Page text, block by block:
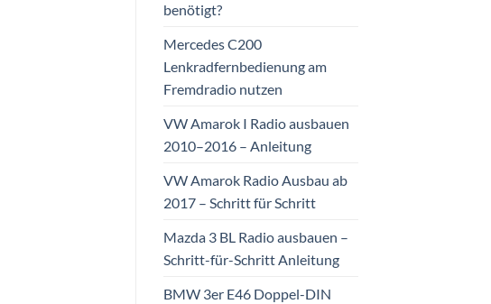
benötigt?
Mercedes C200
Lenkradfernbedienung am
Fremdradio nutzen
VW Amarok I Radio ausbauen
2010–2016 – Anleitung
VW Amarok Radio Ausbau ab
2017 – Schritt für Schritt
Mazda 3 BL Radio ausbauen –
Schritt-für-Schritt Anleitung
BMW 3er E46 Doppel-DIN